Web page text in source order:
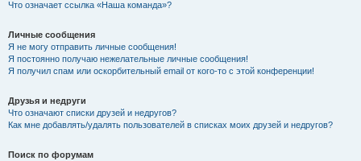
Что означает ссылка «Наша команда»?
Личные сообщения
Я не могу отправить личные сообщения!
Я постоянно получаю нежелательные личные сообщения!
Я получил спам или оскорбительный email от кого-то с этой конференции!
Друзья и недруги
Что означают списки друзей и недругов?
Как мне добавлять/удалять пользователей в списках моих друзей и недругов?
Поиск по форумам